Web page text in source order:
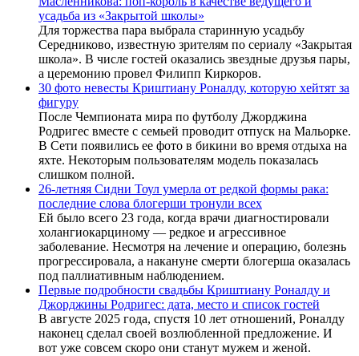
усадьба из «Закрытой школы»
Для торжества пара выбрала старинную усадьбу
Середниково, известную зрителям по сериалу «Закрытая
школа». В числе гостей оказались звездные друзья пары,
а церемонию провел Филипп Киркоров.
30 фото невесты Криштиану Роналду, которую хейтят за
фигуру
После Чемпионата мира по футболу Джорджина
Родригес вместе с семьей проводит отпуск на Мальорке.
В Сети появились ее фото в бикини во время отдыха на
яхте. Некоторым пользователям модель показалась
слишком полной.
26-летняя Сидни Тоул умерла от редкой формы рака:
последние слова блогерши тронули всех
Ей было всего 23 года, когда врачи диагностировали
холангиокарциному — редкое и агрессивное
заболевание. Несмотря на лечение и операцию, болезнь
прогрессировала, а накануне смерти блогерша оказалась
под паллиативным наблюдением.
Первые подробности свадьбы Криштиану Роналду и
Джорджины Родригес: дата, место и список гостей
В августе 2025 года, спустя 10 лет отношений, Роналду
наконец сделал своей возлюбленной предложение. И
вот уже совсем скоро они станут мужем и женой.